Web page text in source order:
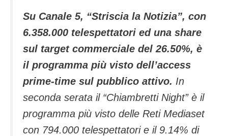
Su Canale 5, “Striscia la Notizia”, con
6.358.000 telespettatori ed una share
sul target commerciale del 26.50%, è
il programma più visto dell’access
prime-time sul pubblico attivo. In
seconda serata il “Chiambretti Night” è il
programma più visto delle Reti Mediaset
con 794.000 telespettatori e il 9.14% di